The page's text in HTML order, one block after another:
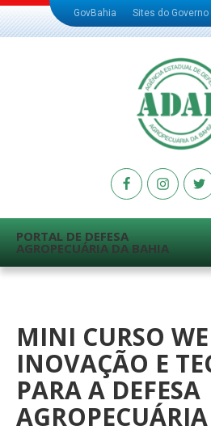
GovBahia Sites do Governo
PORTAL DE DEFESA
AGROPECUÁRIA DA BAHIA
MINI CURSO
INOVAÇÃO E
PARA A DEFESA
AGROPECUÁRIA